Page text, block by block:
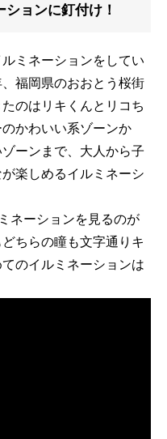
ョンに釘付け！
ミネーションをしてい
福岡県のおおとう桜街
のはリキくんとリコち
かわいい系ゾーンか
ーンまで、大人から子
楽しめるイルミネーシ
ネーションを見るのが
ちらの瞳も文字通りキ
のイルミネーションは